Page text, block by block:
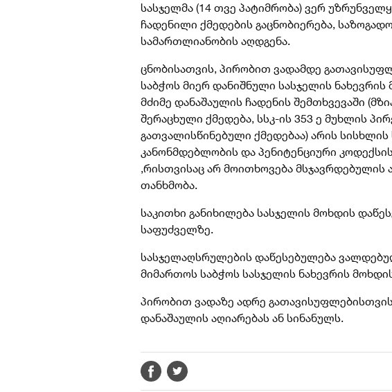
სასჯელმა (14 თვე პატიმრობა) ვერ
ჩადენილი ქმედების გაცნობიერება,
სამართლიანობის აღდგენა.
ცნობისათვის, პირობით ვადამდე
საბჭოს მიერ დანიშნული სასჯელის
მძიმე დანაშაულის ჩადენის შემთხვევაში
შერაცხული ქმედება, სსკ-ის 353 ე მუხლის
გათვალისწინებული ქმედებაა) არის
კანონმდებლობის და პენიტენციური
,რისთვისაც არ მოითხოვება მსჯავრდებულის
თანხმობა.
საკითხი განიხილება სასჯელის მოხდის
საფუძველზე.
სასჯელაღსრულების დაწესებულება
მიმართოს საბჭოს სასჯელის ნახევრის
პირობით ვადაზე ადრე
დანაშაულის აღიარებას ან სინანულს.